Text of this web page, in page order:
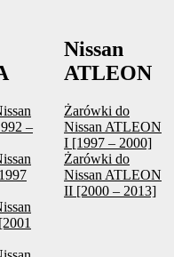
–
Nissan
ATLEON
Żarówki do
Nissan ATLEON
I [1997 – 2000]
Żarówki do
Nissan ATLEON
II [2000 – 2013]